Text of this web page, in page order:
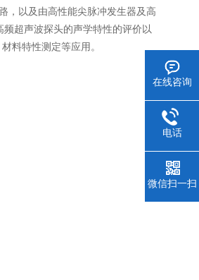
，以及由高性能尖脉冲发生器及高
频超声波探头的声学特性的评价以
料特性测定等应用。
在线咨询
电话
微信扫一扫